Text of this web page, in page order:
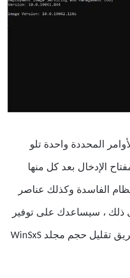
المحددة واحدة تلو
الإدخال بعد كل منها
الفاسدة وكذلك عناصر
ذلك ، سيساعدك على توفير
مساحة القرص عن طريق تقليل حجم مجلد WinSxS